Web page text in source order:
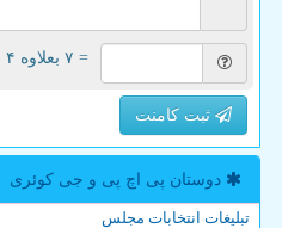
= ۷ بعلاوه ۴
ثبت کامنت
دوستان پی اچ پی و جی كوئری
تبلیغات انتخابات مجلس